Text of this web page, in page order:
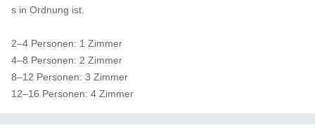
s in Ordnung ist.
2–4 Personen: 1 Zimmer
4–8 Personen: 2 Zimmer
8–12 Personen: 3 Zimmer
12–16 Personen: 4 Zimmer